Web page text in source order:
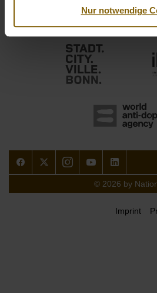
Nur notwendige
FacebookTwitterInstagramYoutubeLinkedIn
© 2026 by
Imprint